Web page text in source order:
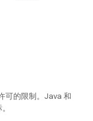
可的限制。Java 和